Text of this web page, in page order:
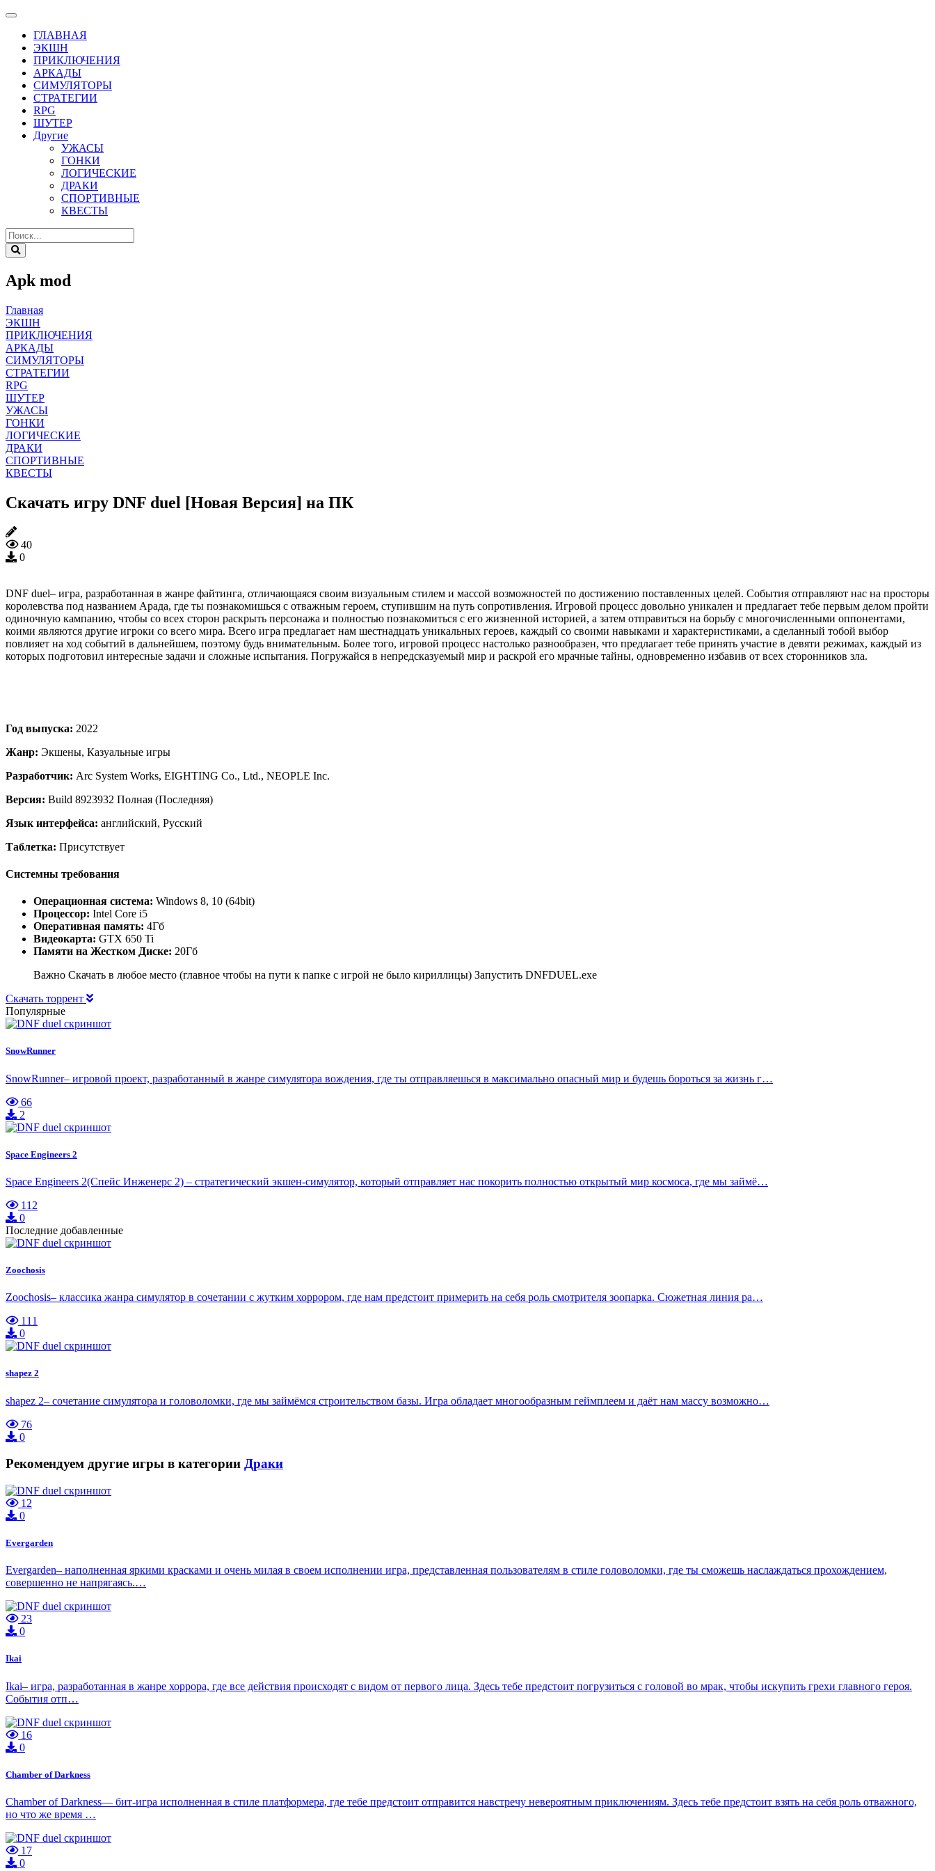
ГЛАВНАЯ
ЭКШН
ПРИКЛЮЧЕНИЯ
АРКАДЫ
СИМУЛЯТОРЫ
СТРАТЕГИИ
RPG
ШУТЕР
Другие
УЖАСЫ
ГОНКИ
ЛОГИЧЕСКИЕ
ДРАКИ
СПОРТИВНЫЕ
КВЕСТЫ
Apk mod
Главная
ЭКШН
ПРИКЛЮЧЕНИЯ
АРКАДЫ
СИМУЛЯТОРЫ
СТРАТЕГИИ
RPG
ШУТЕР
УЖАСЫ
ГОНКИ
ЛОГИЧЕСКИЕ
ДРАКИ
СПОРТИВНЫЕ
КВЕСТЫ
Скачать игру DNF duel [Новая Версия] на ПК
40
0
DNF duel– игра, разработанная в жанре файтинга, отличающаяся своим визуальным стилем и массой возможностей по достижению поставленных целей. События отправляют нас на просторы
королевства под названием Арада, где ты познакомишься с отважным героем, ступившим на путь сопротивления. Игровой процесс довольно уникален и предлагает тебе первым делом пройти
одиночную кампанию, чтобы со всех сторон раскрыть персонажа и полностью познакомиться с его жизненной историей, а затем отправиться на борьбу с многочисленными оппонентами,
коими являются другие игроки со всего мира. Всего игра предлагает нам шестнадцать уникальных героев, каждый со своими навыками и характеристиками, а сделанный тобой выбор
повлияет на ход событий в дальнейшем, поэтому будь внимательным. Более того, игровой процесс настолько разнообразен, что предлагает тебе принять участие в девяти режимах, каждый из
которых подготовил интересные задачи и сложные испытания. Погружайся в непредсказуемый мир и раскрой его мрачные тайны, одновременно избавив от всех сторонников зла.
Год выпуска: 2022
Жанр: Экшены, Казуальные игры
Разработчик: Arc System Works, EIGHTING Co., Ltd., NEOPLE Inc.
Версия: Build 8923932 Полная (Последняя)
Язык интерфейса: английский, Русский
Таблетка: Присутствует
Системны требования
Операционная система: Windows 8, 10 (64bit)
Процессор: Intel Core i5
Оперативная память: 4Гб
Видеокарта: GTX 650 Ti
Памяти на Жестком Диске: 20Гб
Важно Скачать в любое место (главное чтобы на пути к папке с игрой не было кириллицы) Запустить DNFDUEL.exe
Скачать торрент
Популярные
SnowRunner
SnowRunner– игровой проект, разработанный в жанре симулятора вождения, где ты отправляешься в максимально опасный мир и будешь бороться за жизнь г…
66
2
Space Engineers 2
Space Engineers 2(Спейс Инженерс 2) – стратегический экшен-симулятор, который отправляет нас покорить полностью открытый мир космоса, где мы займё…
112
0
Последние добавленные
Zoochosis
Zoochosis– классика жанра симулятор в сочетании с жутким хоррором, где нам предстоит примерить на себя роль смотрителя зоопарка. Сюжетная линия ра…
111
0
shapez 2
shapez 2– сочетание симулятора и головоломки, где мы займёмся строительством базы. Игра обладает многообразным геймплеем и даёт нам массу возможно…
76
0
Рекомендуем другие игры в категории Драки
12
0
Evergarden
Evergarden– наполненная яркими красками и очень милая в своем исполнении игра, представленная пользователям в стиле головоломки, где ты сможешь наслаждаться прохождением,
совершенно не напрягаясь.…
23
0
Ikai
Ikai– игра, разработанная в жанре хоррора, где все действия происходят с видом от первого лица. Здесь тебе предстоит погрузиться с головой во мрак, чтобы искупить грехи главного героя.
События отп…
16
0
Chamber of Darkness
Chamber of Darkness— бит-игра исполненная в стиле платформера, где тебе предстоит отправится навстречу невероятным приключениям. Здесь тебе предстоит взять на себя роль отважного,
но что же время …
17
0